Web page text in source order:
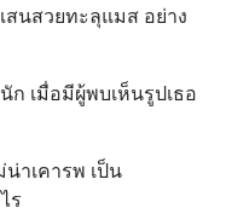
สนสวยทะลุแมส อย่าง
เมื่อมีผู้พบเห็นรูปเธอ
าเคารพ เป็น
ร